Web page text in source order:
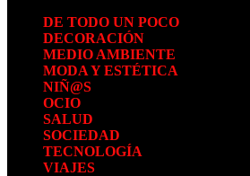
DE TODO UN POCO
DECORACIÓN
MEDIO AMBIENTE
MODA Y ESTÉTICA
NIÑ@S
OCIO
SALUD
SOCIEDAD
TECNOLOGÍA
VIAJES